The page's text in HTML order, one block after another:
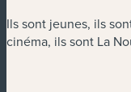
Ils sont jeunes, ils
cinéma, ils sont La